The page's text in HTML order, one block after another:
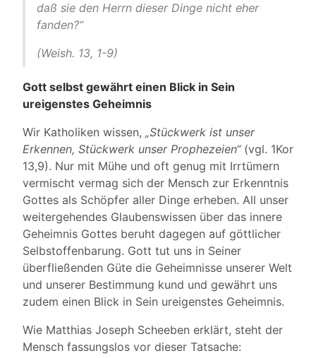
daß sie den Herrn dieser Dinge nicht eher
fanden?“
(Weish. 13, 1-9)
Gott selbst gewährt einen Blick in Sein
ureigenstes Geheimnis
Wir Katholiken wissen, „Stückwerk ist unser
Erkennen, Stückwerk unser Prophezeien“(vgl. 1Kor
13,9). Nur mit Mühe und oft genug mit Irrtümern
vermischt vermag sich der Mensch zur Erkenntnis
Gottes als Schöpfer aller Dinge erheben. All unser
weitergehendes Glaubenswissen über das innere
Geheimnis Gottes beruht dagegen auf göttlicher
Selbstoffenbarung. Gott tut uns in Seiner
überfließenden Güte die Geheimnisse unserer Welt
und unserer Bestimmung kund und gewährt uns
zudem einen Blick in Sein ureigenstes Geheimnis.
Wie Matthias Joseph Scheeben erklärt, steht der
Mensch fassungslos vor dieser Tatsache: